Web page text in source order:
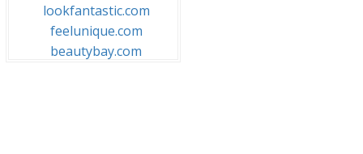
lookfantastic.com
feelunique.com
beautybay.com